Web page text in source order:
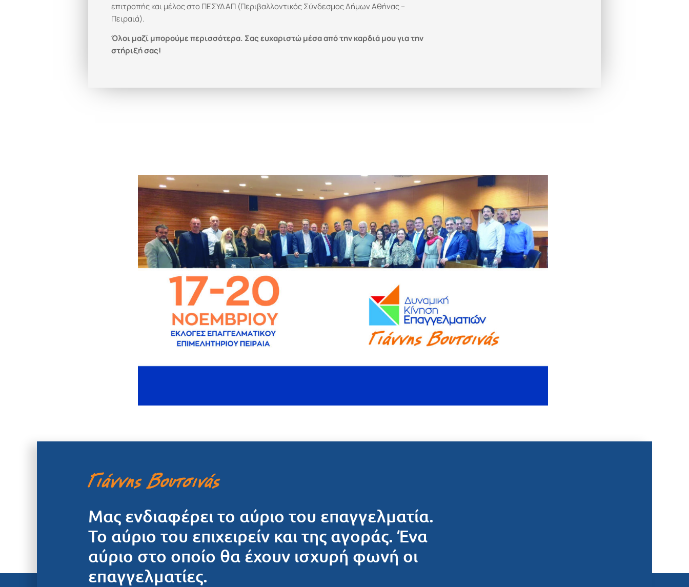
επιτροπής και μέλος στο ΠΕΣΥΔΑΠ (Περιβαλλοντικός Σύνδεσμος Δήμων Αθήνας –
Πειραιά).
Όλοι μαζί μπορούμε περισσότερα. Σας ευχαριστώ μέσα από την καρδιά μου για την
στήριξή σας!
Μας ενδιαφέρει το αύριο του επαγγελματία.
Το αύριο του επιχειρείν και της αγοράς. Ένα
αύριο στο οποίο θα έχουν ισχυρή φωνή οι
επαγγελματίες.